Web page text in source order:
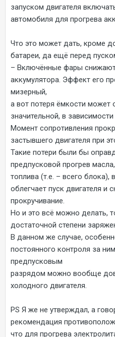
запуском двигателя
автомобиля для прогрева
Что это может дать, кроме
батареи, да ещё перед
– Включённые фары
аккумулятора. Эффект его
мизерный,
а вот потеря ёмкости может
значительной, в
Момент сопротивления
застывшего двигателя при
Такие потери были бы
предпусковой прогрев
топлива (т.е. – всего блока),
облегчает пуск двигателя и
прокручивание.
Но и это всё можно делать,
достаточной степени
В данном же случае,
постоянного контроля за
предпусковым
разрядом можно вообще
холодного двигателя.
PS Я же не утверждал, а
рекомендация
что для прогрева